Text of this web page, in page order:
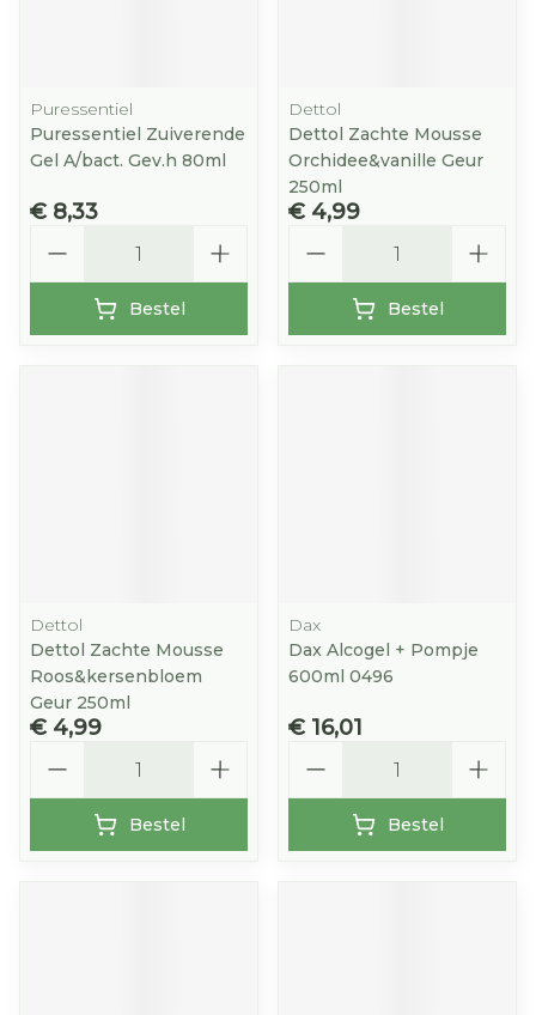
Puressentiel
Puressentiel Zuiverende
Gel A/bact. Gev.h 80ml
€ 8,33
Bestel
Dettol
Dettol Zachte Mousse
Orchidee&vanille Geur
250ml
€ 4,99
Bestel
Dettol
Dettol Zachte Mousse
Roos&kersenbloem
Geur 250ml
€ 4,99
Bestel
Dax
Dax Alcogel + Pompje
600ml 0496
€ 16,01
Bestel